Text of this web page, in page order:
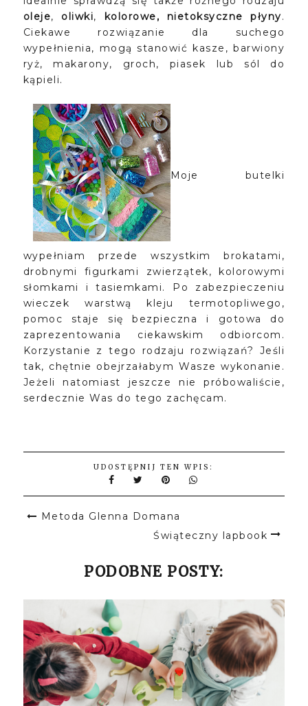
oleje, oliwki, kolorowe, nietoksyczne płyny.
Ciekawe rozwiązanie dla suchego
wypełnienia, mogą stanowić kasze, barwiony
ryż, makarony, groch, piasek lub sól do
kąpieli.
Moje butelki
wypełniam przede wszystkim brokatami,
drobnymi figurkami zwierzątek, kolorowymi
słomkami i tasiemkami. Po zabezpieczeniu
wieczek warstwą kleju termotopliwego,
pomoc staje się bezpieczna i gotowa do
zaprezentowania ciekawskim odbiorcom.
Korzystanie z tego rodzaju rozwiązań? Jeśli
tak, chętnie obejrzałabym Wasze wykonanie.
Jeżeli natomiast jeszcze nie próbowaliście,
serdecznie Was do tego zachęcam.
UDOSTĘPNIJ TEN WPIS:
Metoda Glenna Domana
Świąteczny lapbook
PODOBNE POSTY: